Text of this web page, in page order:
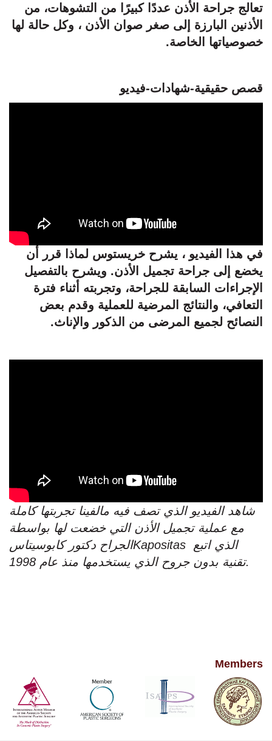
تعالج جراحة الأذن عددًا كبيرًا من التشوهات، من
الأذنين البارزة إلى صغر صوان الأذن ، وكل حالة لها
خصوصياتها الخاصة.
قصص حقيقية-شهادات-فيديو
في هذا الفيديو ، يشرح خريستوس لماذا قرر أن
يخضع إلى جراحة تجميل الأذن. ويشرح بالتفصيل
الإجراءات السابقة للجراحة، وتجربته أثناء فترة
التعافي، والنتائج المرضية للعملية وقدم بعض
النصائح لجميع المرضى من الذكور والإناث.
شاهد الفيديو الذي تصف فيه مالفينا تجربتها كاملة
مع عملية تجميل الأذن التي خضعت لها بواسطة
الجراح دكتور كابوسيتاسKapositas الذي اتبع
تقنية بدون جروح الذي يستخدمها منذ عام 1998.
Members